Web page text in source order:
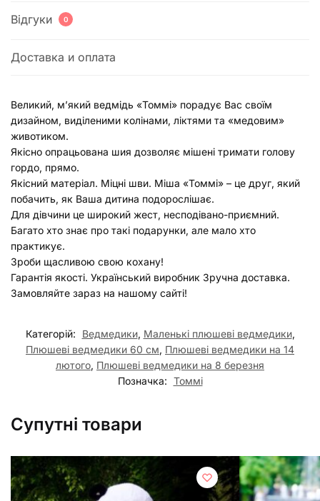
Відгуки 0
Доставка и оплата
Великий, м’який ведмідь «Томмі» порадує Вас своїм
дизайном, виділеними колінами, ліктями та «медовим»
животиком.
Якісно опрацьована шия дозволяє мішені тримати голову
гордо, прямо.
Якісний матеріал. Міцні шви. Міша «Томмі» – це друг, який
побачить, як Ваша дитина подорослішає.
Для дівчини це широкий жест, несподівано-приємний.
Багато хто знає про такі подарунки, але мало хто
практикує.
Зроби щасливою свою кохану!
Гарантія якості. Український виробник Зручна доставка.
Замовляйте зараз на нашому сайті!
Категорій: Ведмедики, Маленькі плюшеві ведмедики,
Плюшеві ведмедики 60 см, Плюшеві ведмедики на 14
лютого, Плюшеві ведмедики на 8 березня
Позначка: Томмі
Супутні товари